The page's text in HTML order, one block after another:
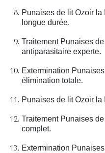
Punaises de lit Ozoir
longue durée.
Traitement Punaises
antiparasitaire experte.
Extermination
élimination totale.
Punaises de lit Ozoir
Traitement Punaises
complet.
Extermination